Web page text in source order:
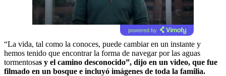
powered by
“La vida, tal como la conoces, puede cambiar en un instante y
hemos tenido que encontrar la forma de navegar por las aguas
tormentosas y el camino desconocido”, dijo en un video, que fue
filmado en un bosque e incluyó imágenes de toda la familia.